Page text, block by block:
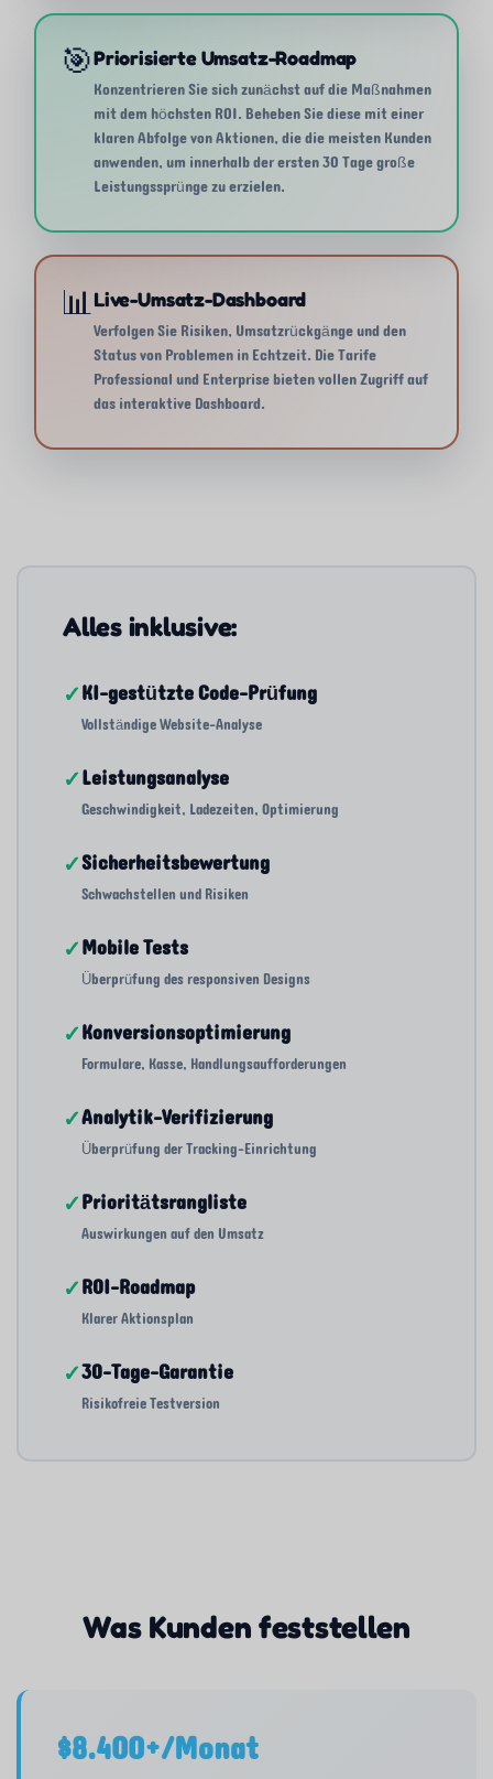
🎯Priorisierte Umsatz-Roadmap
Konzentrieren Sie sich zunächst auf die Maßnahmen
mit dem höchsten ROI. Beheben Sie diese mit einer
klaren Abfolge von Aktionen, die die meisten Kunden
anwenden, um innerhalb der ersten 30 Tage große
Leistungssprünge zu erzielen.
📊Live-Umsatz-Dashboard
Verfolgen Sie Risiken, Umsatzrückgänge und den
Status von Problemen in Echtzeit. Die Tarife
Professional und Enterprise bieten vollen Zugriff auf
das interaktive Dashboard.
Alles inklusive:
✓KI-gestützte Code-Prüfung
Vollständige Website-Analyse
✓Leistungsanalyse
Geschwindigkeit, Ladezeiten, Optimierung
✓Sicherheitsbewertung
Schwachstellen und Risiken
✓Mobile Tests
Überprüfung des responsiven Designs
✓Konversionsoptimierung
Formulare, Kasse, Handlungsaufforderungen
✓Analytik-Verifizierung
Überprüfung der Tracking-Einrichtung
✓Prioritätsrangliste
Auswirkungen auf den Umsatz
✓ROI-Roadmap
Klarer Aktionsplan
✓30-Tage-Garantie
Risikofreie Testversion
Was Kunden feststellen
$8.400+/Monat